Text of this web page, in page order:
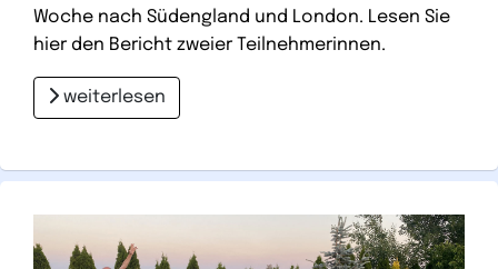
Woche nach Südengland und London. Lesen Sie
hier den Bericht zweier Teilnehmerinnen.
weiterlesen